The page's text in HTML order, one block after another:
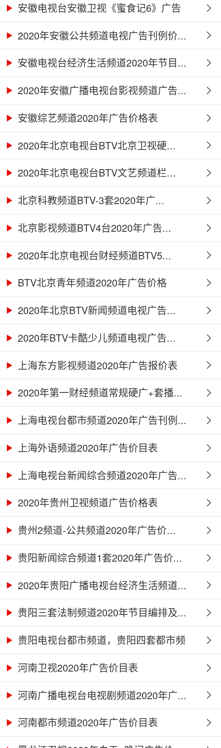
安徽电视台安徽卫视《蜜食记6》广告
合...2020年安徽公共频道电视广告刊例价...
安徽电视台经济生活频道2020年节目...
2020年安徽广播电视台影视频道广告...
安徽综艺频道2020年广告价格表
2020年北京电视台BTV北京卫视硬...
2020年北京电视台BTV文艺频道栏...
北京科教频道BTV-3套2020年广...
北京影视频道BTV4台2020年广告...
2020年北京电视台财经频道BTV5...
BTV北京青年频道2020年广告价格
2020年北京BTV新闻频道电视广告...
2020年BTV卡酷少儿频道电视广告...
上海东方影视频道2020年广告报价表
2020年第一财经频道常规硬广+套播...
上海电视台都市频道2020年广告刊例...
上海外语频道2020年广告价目表
上海电视台新闻综合频道2020年广告...
2020年贵州卫视频道广告价格表
贵州2频道-公共频道2020年广告价...
贵阳新闻综合频道1套2020年广告价...
2020年贵阳广播电视台经济生活频道...
贵阳三套法制频道2020年节目编排及...
贵阳电视台都市频道，贵阳四套都市频
道...河南卫视2020年广告价目表
河南广播电视台电视剧频道2020年广...
河南都市频道2020年广告价目表